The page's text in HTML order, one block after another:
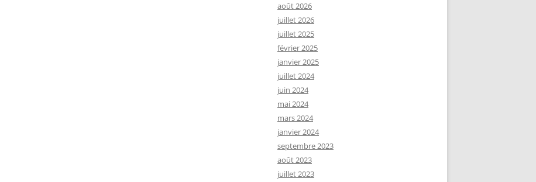
août 2026
juillet 2026
juillet 2025
février 2025
janvier 2025
juillet 2024
juin 2024
mai 2024
mars 2024
janvier 2024
septembre 2023
août 2023
juillet 2023